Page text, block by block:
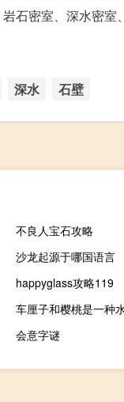
石密室、深水密室
深水 石壁
不良人宝石攻略
沙龙起源于哪国语言
happyglass攻略119
车厘子和樱桃是一种
会意字谜